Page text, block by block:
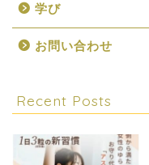
学び
お問い合わせ
Recent Posts